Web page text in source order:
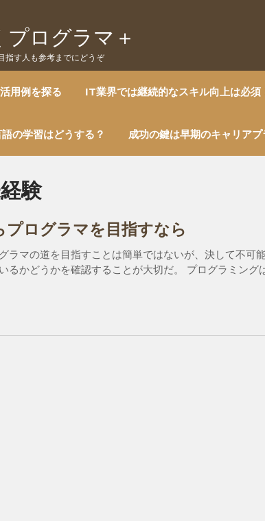
プログラマ＋
指す人も参考までにどうぞ
用例を探る IT業界では継続的なスキル向上は必須
の学習はどうする？ 成功の鍵は早期のキャリアプ
験
プログラマを目指すなら
ラマの道を目指すことは簡単ではないが、決して不可
るかどうかを確認することが大切だ。 プログラミン